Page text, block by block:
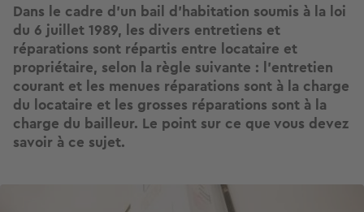
Dans le cadre d’un bail d’habitation soumis à la loi
du 6 juillet 1989, les divers entretiens et
réparations sont répartis entre locataire et
propriétaire, selon la règle suivante : l’entretien
courant et les menues réparations sont à la charge
du locataire et les grosses réparations sont à la
charge du bailleur. Le point sur ce que vous devez
savoir à ce sujet.